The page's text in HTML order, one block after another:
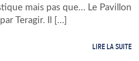
mais pas que… Le Pavillon
Teragir. Il […]
LIRE LA SUITE